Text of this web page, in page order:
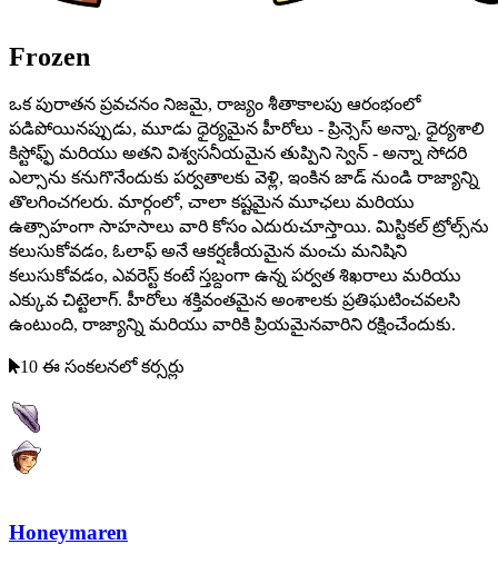
Frozen
ఒక పురాతన ప్రవచనం నిజమై, రాజ్యం శీతాకాలపు ఆరంభంలో
పడిపోయినప్పుడు, మూడు ధైర్యమైన హీరోలు - ప్రిన్సెస్ అన్నా, ధైర్యశాలి
కిస్టోఫ్ఫ్ మరియు అతని విశ్వసనీయమైన తుప్పిని స్వెన్ - అన్నా సోదరి
ఎల్సాను కనుగొనేందుకు పర్వతాలకు వెళ్లి, ఇంకిన జాడ్ నుండి రాజ్యాన్ని
తొలగించగలరు. మార్గంలో, చాలా కష్టమైన మూఛలు మరియు
ఉత్సాహంగా సాహసాలు వారి కోసం ఎదురుచూస్తాయి. మిస్టికల్ ట్రోల్స్‌ను
కలుసుకోవడం, ఓలాఫ్ అనే ఆకర్షణీయమైన మంచు మనిషిని
కలుసుకోవడం, ఎవరెస్ట్ కంటే స్తబ్దంగా ఉన్న పర్వత శిఖరాలు మరియు
ఎక్కువ చిట్టెలాగ్. హీరోలు శక్తివంతమైన అంశాలకు ప్రతిఘటించవలసి
ఉంటుంది, రాజ్యాన్ని మరియు వారికి ప్రియమైనవారిని రక్షించేందుకు.
10 ఈ సంకలనలో కర్సర్లు
Honeymaren